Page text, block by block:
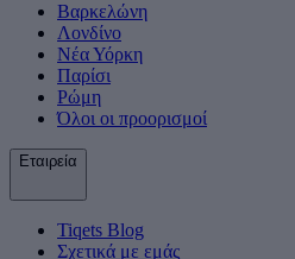
Βαρκελώνη
Λονδίνο
Νέα Υόρκη
Παρίσι
Ρώμη
Όλοι οι προορισμοί
Εταιρεία
Tiqets Βlog
Σχετικά με εμάς